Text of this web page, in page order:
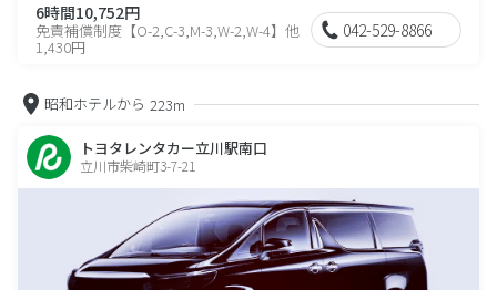
6時間10,752円
免責補償制度【O-2,C-3,M-3,W-2,W-4】他
1,430円
042-529-8866
昭和ホテルから 223m
トヨタレンタカー立川駅南口
立川市柴崎町3-7-21